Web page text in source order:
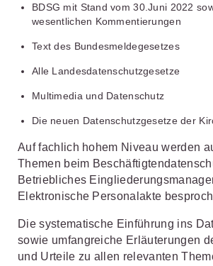
BDSG mit Stand vom 30.Juni 2022
wesentlichen Kommentierungen
Text des Bundesmeldegesetzes
Alle Landesdatenschutzgesetze
Multimedia und Datenschutz
Die neuen Datenschutzgesetze der
Auf fachlich hohem Niveau werden
Themen beim
Betriebliches
Elektronische Personalakte
Die systematische Einführung ins
sowie umfangreiche Erläuterungen
und Urteile zu allen relevanten